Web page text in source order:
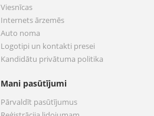
Viesnīcas
Internets ārzemēs
Auto noma
Logotipi un kontakti presei
Kandidātu privātuma politika
Mani pasūtījumi
Pārvaldīt pasūtījumus